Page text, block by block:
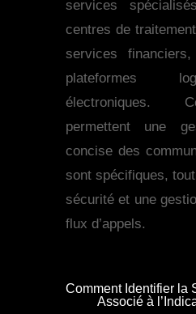
services
centres de
services
plateformes
électroniques.
permettent une
concise des
sont spécifiques,
sécurité et une
flux d’appels.
Comment Identifier la
Associé à